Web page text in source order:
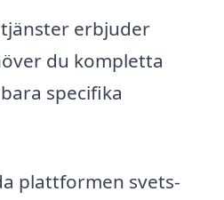
tjänster erbjuder
du kompletta
specifika
plattformen svets-